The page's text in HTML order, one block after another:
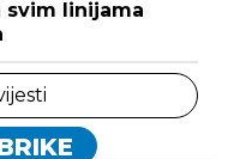
svim linijama